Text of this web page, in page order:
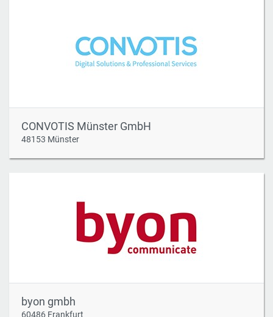
CONVOTIS Münster GmbH
48153 Münster
byon gmbh
60486 Frankfurt